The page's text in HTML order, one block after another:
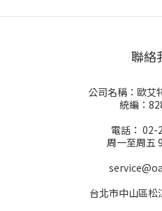
聯絡
公司名稱：歐艾
統編：
電話： 02-
周一至周五
台北市中山區松